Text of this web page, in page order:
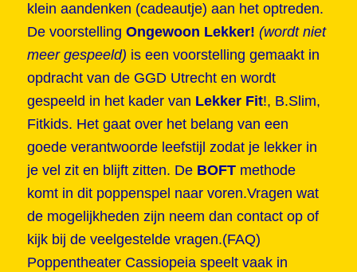
klein aandenken (cadeautje) aan het optreden.
De voorstelling Ongewoon Lekker! (wordt niet
meer gespeeld) is een voorstelling gemaakt in
opdracht van de GGD Utrecht en wordt
gespeeld in het kader van Lekker Fit!, B.Slim,
Fitkids. Het gaat over het belang van een
goede verantwoorde leefstijl zodat je lekker in
je vel zit en blijft zitten. De BOFTmethode
komt in dit poppenspel naar voren.Vragen wat
de mogelijkheden zijn neem dan contact op of
kijk bij de veelgestelde vragen.(FAQ)
Poppentheater Cassiopeia speelt vaak in